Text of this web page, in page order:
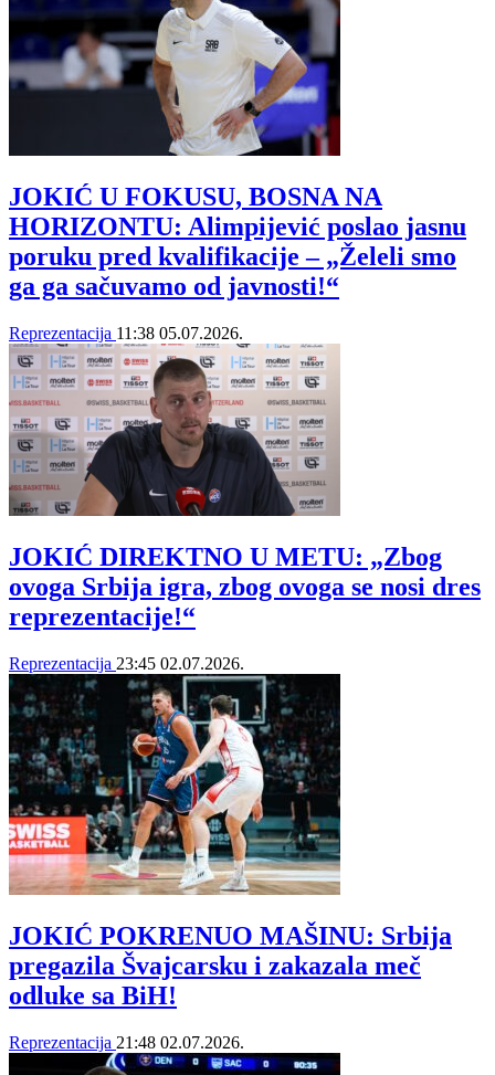
JOKIĆ U FOKUSU, BOSNA NA
HORIZONTU: Alimpijević poslao jasnu
poruku pred kvalifikacije – „Želeli smo
ga ga sačuvamo od javnosti!“
Reprezentacija 11:38 05.07.2026.
JOKIĆ DIREKTNO U METU: „Zbog
ovoga Srbija igra, zbog ovoga se nosi dres
reprezentacije!“
Reprezentacija 23:45 02.07.2026.
JOKIĆ POKRENUO MAŠINU: Srbija
pregazila Švajcarsku i zakazala meč
odluke sa BiH!
Reprezentacija 21:48 02.07.2026.